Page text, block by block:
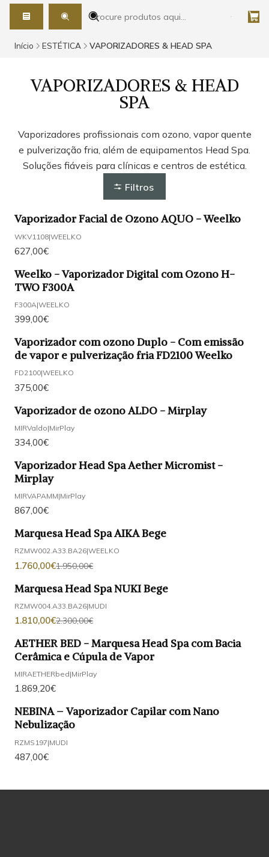
Início ESTÉTICA VAPORIZADORES & HEAD SPA
VAPORIZADORES & HEAD
SPA
Vaporizadores profissionais com ozono, vapor quente
e pulverização fria, além de equipamentos Head Spa.
Soluções fiáveis para clínicas e centros de estética.
Filtros
Vaporizador Facial de Ozono AQUO - Weelko
WKV1108|WEELKO
627,00€
Weelko - Vaporizador Digital com Ozono H-
TWO F300A
F300A|WEELKO
399,00€
Vaporizador com ozono Duplo - Com emissão
de vapor e pulverização fria FD2100 Weelko
FD2100|WEELKO
375,00€
Vaporizador de ozono ALDO - Mirplay
MIRValdo|MirPlay
334,00€
Vaporizador Head Spa Aether Micromist -
Mirplay
MIRVAPAMM|MirPlay
867,00€
-10%DESCONTO
Marquesa Head Spa AIKA Bege
RZMW002.A33.BA26|WEELKO
1.760,00€1.950,00€
-21%DESCONTO
Marquesa Head Spa NUKI Bege
RZMW004.A33.BA26|MUDI
1.810,00€2.300,00€
AETHER BED - Marquesa Head Spa com Bacia
Cerâmica e Cúpula de Vapor
MIRAETHERbed|MirPlay
1.869,20€
NEBINA – Vaporizador Capilar com Nano
Nebulização
RZMS197|MUDI
487,00€